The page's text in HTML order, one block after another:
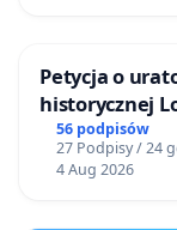
Petycja o
historycznej
56 podpisów
27 Podpisy / 24
4 Aug 2026